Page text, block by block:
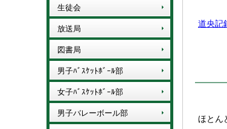
生徒会
放送局
図書局
男子ﾊﾞｽｹｯﾄﾎﾞｰﾙ部
女子ﾊﾞｽｹｯﾄﾎﾞｰﾙ部
男子バレーボール部
道央記
ほとん